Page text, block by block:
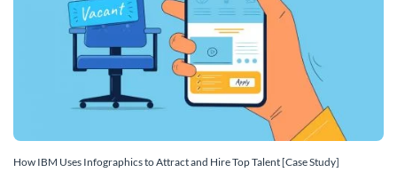
How IBM Uses Infographics to Attract and Hire Top Talent [Case Study]